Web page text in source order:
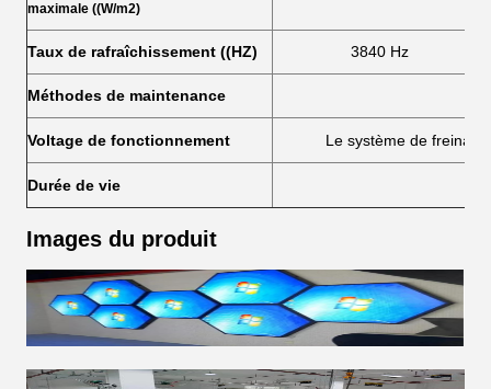
maximale ((W/m2)
Taux de rafraîchissement ((HZ) 3840 Hz
Méthodes de maintenance
Voltage de fonctionnement Le système de
Durée de vie
Images du produit